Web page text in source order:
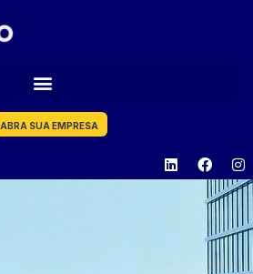
ABRA SUA EMPRESA